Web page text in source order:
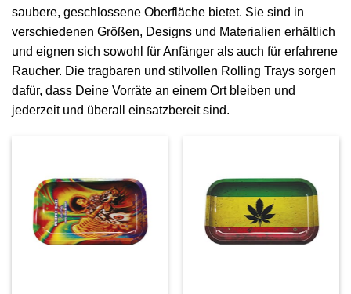
saubere, geschlossene Oberfläche bietet. Sie sind in
verschiedenen Größen, Designs und Materialien erhältlich
und eignen sich sowohl für Anfänger als auch für erfahrene
Raucher. Die tragbaren und stilvollen Rolling Trays sorgen
dafür, dass Deine Vorräte an einem Ort bleiben und
jederzeit und überall einsatzbereit sind.